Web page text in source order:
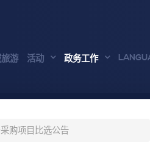
游 活动 政务工作
购项目比选公告